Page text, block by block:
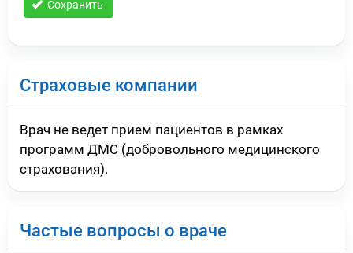
Сохранить
Страховые компании
Врач не ведет прием пациентов в рамках
программ ДМС (добровольного медицинского
страхования).
Частые вопросы о враче